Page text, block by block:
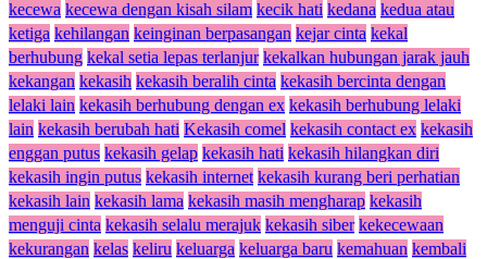
kecewa kecewa dengan kisah silam kecik hati kedana kedua atau
ketiga kehilangan keinginan berpasangan kejar cinta kekal
berhubung kekal setia lepas terlanjur kekalkan hubungan jarak jauh
kekangan kekasih kekasih beralih cinta kekasih bercinta dengan
lelaki lain kekasih berhubung dengan ex kekasih berhubung lelaki
lain kekasih berubah hati Kekasih comel kekasih contact ex kekasih
enggan putus kekasih gelap kekasih hati kekasih hilangkan diri
kekasih ingin putus kekasih internet kekasih kurang beri perhatian
kekasih lain kekasih lama kekasih masih mengharap kekasih
menguji cinta kekasih selalu merajuk kekasih siber kekecewaan
kekurangan kelas keliru keluarga keluarga baru kemahuan kembali